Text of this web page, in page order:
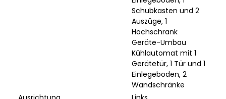
Schubkasten und 2
Auszüge, 1
Hochschrank
Geräte-Umbau
Kühlautomat mit 1
Gerätetür, 1 Tür und 1
Einlegeboden, 2
Wandschränke